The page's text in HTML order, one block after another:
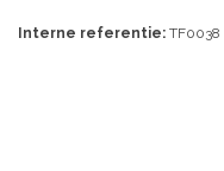
Interne referentie: TF0038